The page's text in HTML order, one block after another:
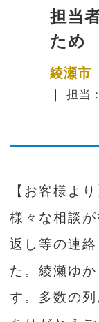
担当
ため
綾瀬
｜ 担当
【お客様より
様々な相談
返し等の連
た。綾瀬ゆ
す。多数の